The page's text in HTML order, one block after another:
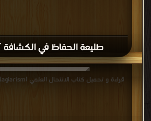
طليعة الحفاظ في الكشافة PDF
قراءة و تحميل كتاب الانتحال العلمي (Plagiarism) PDF مجانا